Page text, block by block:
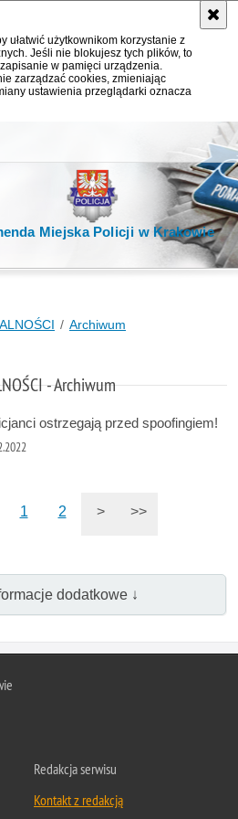
ułatwić użytkownikom korzystanie z
Jeśli nie blokujesz tych plików, to
w pamięci urządzenia.
zarządzać cookies, zmieniając
ustawienia przeglądarki oznacza
Miejska Policji w Krakowie
Archiwum
- Archiwum
ostrzegają przed spoofingiem!
1 2 > >>
dodatkowe ↓
Redakcja serwisu
Kontakt z redakcją